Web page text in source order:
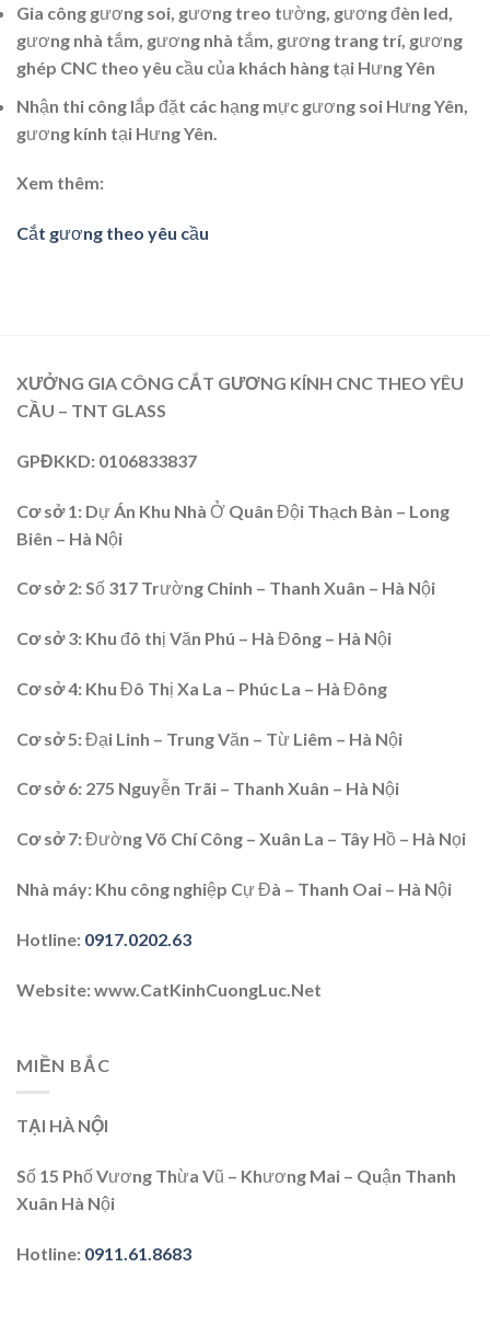
Gia công gương soi, gương treo tường, gương đèn led,
gương nhà tắm, gương nhà tắm, gương trang trí, gương
ghép CNC theo yêu cầu của khách hàng tại Hưng Yên
Nhận thi công lắp đặt các hạng mực gương soi Hưng Yên,
gương kính tại Hưng Yên.
Xem thêm:
Cắt gương theo yêu cầu
XƯỞNG GIA CÔNG CẮT GƯƠNG KÍNH CNC THEO YÊU
CẦU – TNT GLASS
GPĐKKD: 0106833837
Cơ sở 1: Dự Án Khu Nhà Ở Quân Đội Thạch Bàn – Long
Biên – Hà Nội
Cơ sở 2: Số 317 Trường Chinh – Thanh Xuân – Hà Nội
Cơ sở 3: Khu đô thị Văn Phú – Hà Đông – Hà Nội
Cơ sở 4: Khu Đô Thị Xa La – Phúc La – Hà Đông
Cơ sở 5:Đại Linh – Trung Văn – Từ Liêm – Hà Nội
Cơ sở 6: 275 Nguyễn Trãi – Thanh Xuân – Hà Nội
Cơ sở 7: Đường Võ Chí Công – Xuân La – Tây Hồ – Hà Nọi
Nhà máy: Khu công nghiệp Cự Đà – Thanh Oai – Hà Nội
Hotline: 0917.0202.63
Website: www.CatKinhCuongLuc.Net
MIỀN BẮC
TẠI HÀ NỘI
Số 15 Phố Vương Thừa Vũ – Khương Mai – Quận Thanh
Xuân Hà Nội
Hotline: 0911.61.8683